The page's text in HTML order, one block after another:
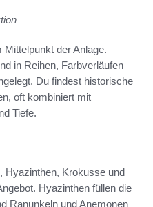
Mittelpunkt der Anlage.
in Reihen, Farbverläufen
Du findest historische
oft kombiniert mit
Tiefe.
Hyazinthen, Krokusse und
Hyazinthen füllen die
Ranunkeln und Anemonen